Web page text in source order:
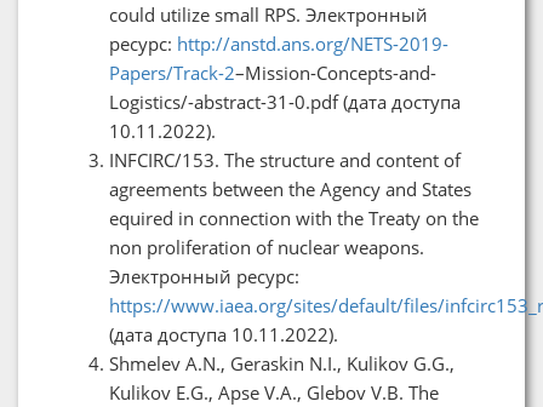
could utilize small RPS. Электронный
ресурс: http://anstd.ans.org/NETS-2019-
Papers/Track-2–Mission-Concepts-and-
Logistics/-abstract-31-0.pdf (дата доступа
10.11.2022).
INFCIRC/153. The structure and content of
agreements between the Agency and States
equired in connection with the Treaty on the
non proliferation of nuclear weapons.
Электронный ресурс:
https://www.iaea.org/sites/default/files/
(дата доступа 10.11.2022).
Shmelev A.N., Geraskin N.I., Kulikov G.G.,
Kulikov E.G., Apse V.A., Glebov V.B. The